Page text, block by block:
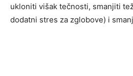
ukloniti višak tečnosti, smanjiti
dodatni stres za zglobove) i